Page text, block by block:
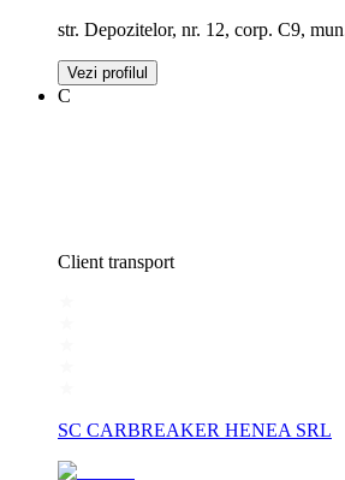
str. Depozitelor, nr. 12, corp. C9,
Vezi profilul
C
Client transport
SC CARBREAKER HENEA SRL